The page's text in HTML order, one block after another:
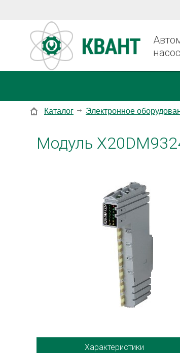
Каталог Электронное
Модуль
Характеристики